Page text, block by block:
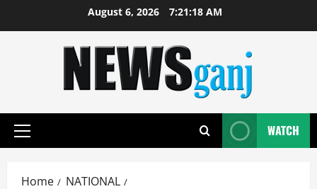
August 6, 2026 7:21:18 AM
Primary
WATCH
Home
NATIONAL